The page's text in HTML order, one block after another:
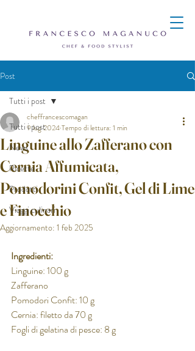
Post
Tutti i post
News
Ricette
Prodotti
Viaggi culinari
Tutti i post
Linguine allo Zafferano con
Cernia Affumicata,
Pomodorini Confit, Gel di Lime
e Finocchio
cheffrancescomagan
9 lug 2024Tempo di lettura: 1 min
Aggiornamento: 1 feb 2025
Ingredienti:
Linguine: 100 g
Zafferano
Pomodori Confit: 10 g
Cernia: filetto da 70 g
Fogli di gelatina di pesce: 8 g